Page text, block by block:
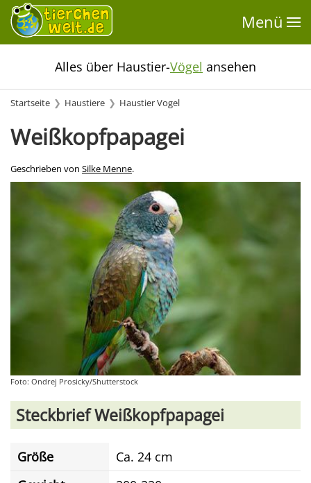
Menü
Alles über Haustier-Vögel ansehen
Startseite Haustiere Haustier Vogel
Weißkopfpapagei
Geschrieben von Silke Menne.
Foto: Ondrej Prosicky/Shutterstock
Steckbrief Weißkopfpapagei
Größe
Ca. 24 cm